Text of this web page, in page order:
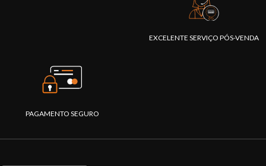
EXCELENTE SERVIÇO PÓS-VENDA
PAGAMENTO SEGURO